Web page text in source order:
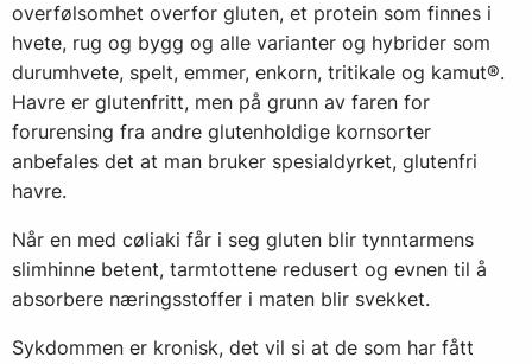
overfølsomhet overfor gluten, et protein som finnes i
hvete, rug og bygg og alle varianter og hybrider som
durumhvete, spelt, emmer, enkorn, tritikale og kamut®.
Havre er glutenfritt, men på grunn av faren for
forurensing fra andre glutenholdige kornsorter
anbefales det at man bruker spesialdyrket, glutenfri
havre.
Når en med cøliaki får i seg gluten blir tynntarmens
slimhinne betent, tarmtottene redusert og evnen til å
absorbere næringsstoffer i maten blir svekket.
Sykdommen er kronisk, det vil si at de som har fått